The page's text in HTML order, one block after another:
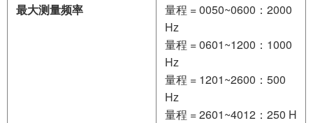
最大测量频率
量程 = 0050~0600：2000
Hz
量程 = 0601~1200：1000
Hz
量程 = 1201~2600：500
Hz
量程 = 2601~4012：250 H